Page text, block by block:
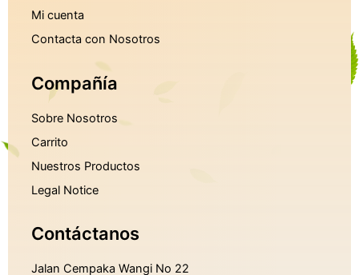
Mi cuenta
Contacta con Nosotros
Compañía
Sobre Nosotros
Carrito
Nuestros Productos
Legal Notice
Contáctanos
Jalan Cempaka Wangi No 22